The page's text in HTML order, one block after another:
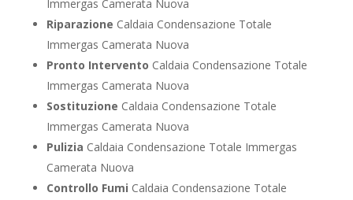
Immergas Camerata Nuova
Riparazione Caldaia Condensazione Totale
Immergas Camerata Nuova
Pronto Intervento Caldaia Condensazione Totale
Immergas Camerata Nuova
Sostituzione Caldaia Condensazione Totale
Immergas Camerata Nuova
Pulizia Caldaia Condensazione Totale Immergas
Camerata Nuova
Controllo Fumi Caldaia Condensazione Totale